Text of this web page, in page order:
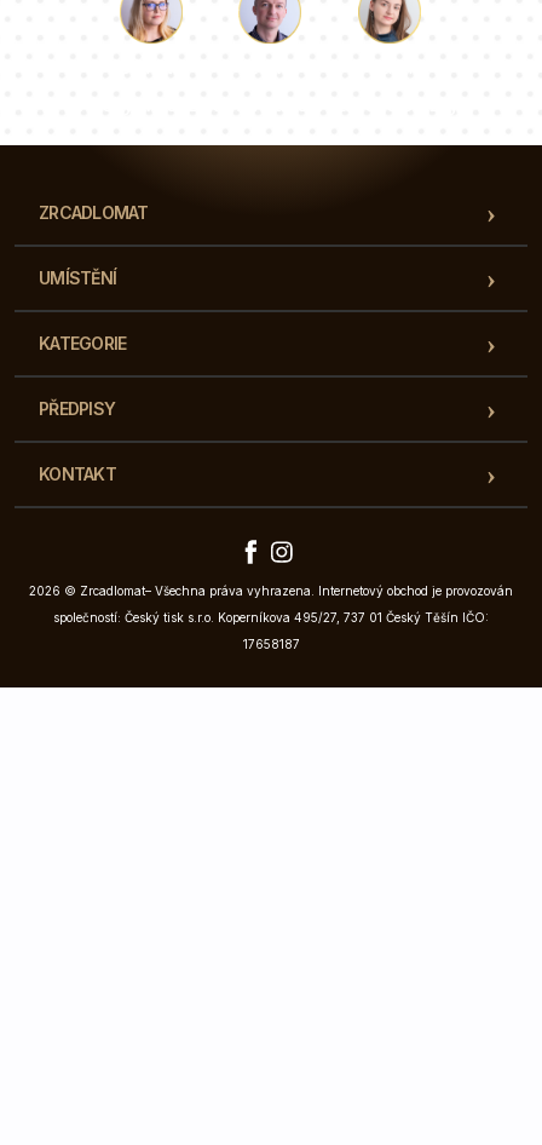
ZRCADLOMAT
UMÍSTĚNÍ
KATEGORIE
PŘEDPISY
KONTAKT
2026 © Zrcadlomat– Všechna práva vyhrazena. Internetový obchod je provozován
společností: Český tisk s.r.o. Koperníkova 495/27, 737 01 Český Těšín IČO:
17658187